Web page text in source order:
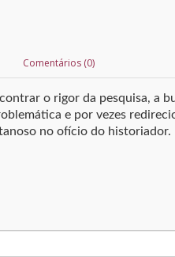
Comentários (0)
o rigor da pesquisa, a
e por vezes
no ofício do historiador.